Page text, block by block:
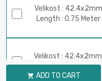
Velikost : 42.4x2mm
Length : 0.75 Meter
Velikost : 42.4x2mm
Length : 1 Meter
 ADD TO CART